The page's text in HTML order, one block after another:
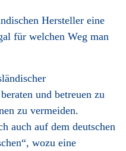
Hersteller eine
für welchen Weg man
und betreuen zu
zu vermeiden.
auch auf dem deutschen
wozu eine